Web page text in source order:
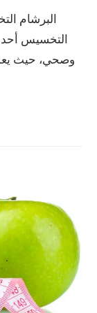
البرشام
التخسيس أحد
وصحي، حيث